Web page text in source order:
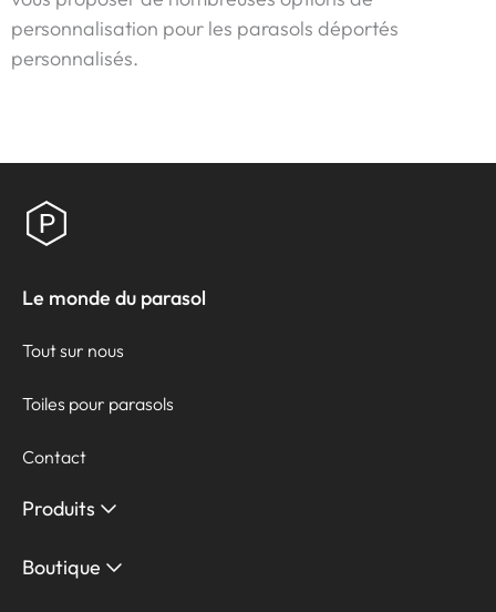
personnalisation pour les parasols déportés
personnalisés.
Le monde du parasol
Tout sur nous
Toiles pour parasols
Contact
Produits
Boutique